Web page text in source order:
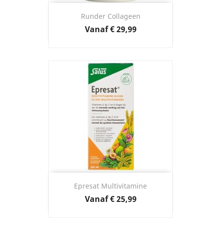
Runder Collageen
VanafPrijs
€ 29,99
Epresat Multivitamine
VanafPrijs
€ 25,99